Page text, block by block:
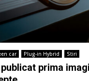
car Plug-in Hybrid Stiri
prima